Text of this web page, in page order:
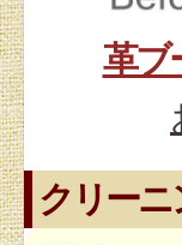
革ブ
クリーニ